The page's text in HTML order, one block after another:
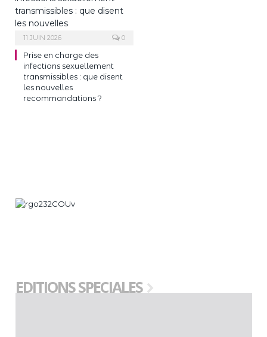
11 JUIN 2026 0
Prise en charge des
infections sexuellement
transmissibles : que disent
les nouvelles
recommandations ?
EDITIONS SPECIALES